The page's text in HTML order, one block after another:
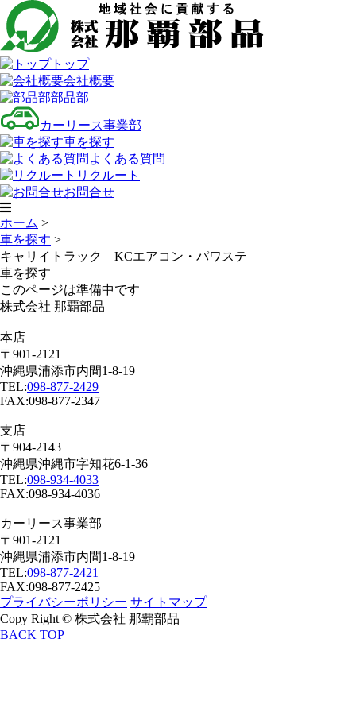
トップ
会社概要
部品部
カーリース事業部
車を探す
よくある質問
リクルート
お問合せ
ホーム >
車を探す >
キャリイトラック KCエアコン・パワステ
車を探す
このページは準備中です
株式会社 那覇部品
本店
〒901-2121
沖縄県浦添市内間1-8-19
TEL:098-877-2429
FAX:098-877-2347
支店
〒904-2143
沖縄県沖縄市字知花6-1-36
TEL:098-934-4033
FAX:098-934-4036
カーリース事業部
〒901-2121
沖縄県浦添市内間1-8-19
TEL:098-877-2421
FAX:098-877-2425
プライバシーポリシー サイトマップ
Copy Right © 株式会社 那覇部品
BACK TOP